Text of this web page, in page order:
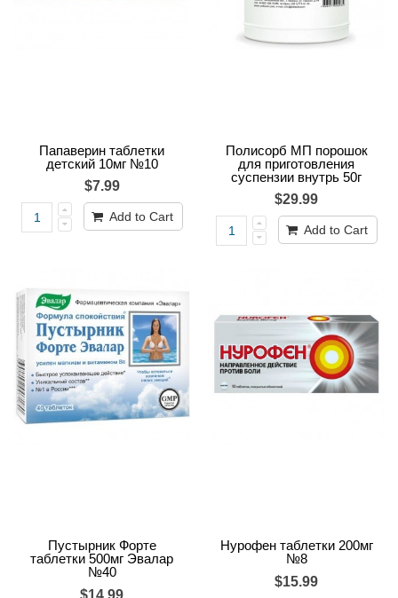
Папаверин таблетки
детский 10мг №10
$7.99
Add to Cart
Полисорб МП порошок
для приготовления
суспензии внутрь 50г
$29.99
Add to Cart
Пустырник Форте
таблетки 500мг Эвалар
№40
$14.99
Нурофен таблетки 200мг
№8
$15.99